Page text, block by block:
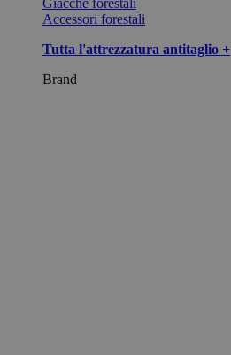
Giacche forestali
Accessori forestali
Tutta l'attrezzatura antitaglio +
Brand